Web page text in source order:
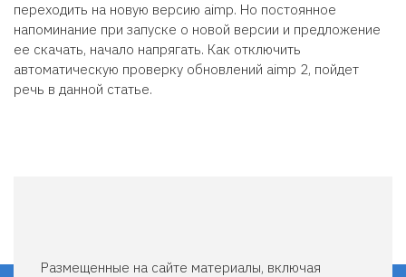
переходить на новую версию aimp. Но постоянное
напоминание при запуске о новой версии и предложение
ее скачать, начало напрягать. Как отключить
автоматическую проверку обновлений aimp 2, пойдет
речь в данной статье.
Размещенные на сайте материалы, включая